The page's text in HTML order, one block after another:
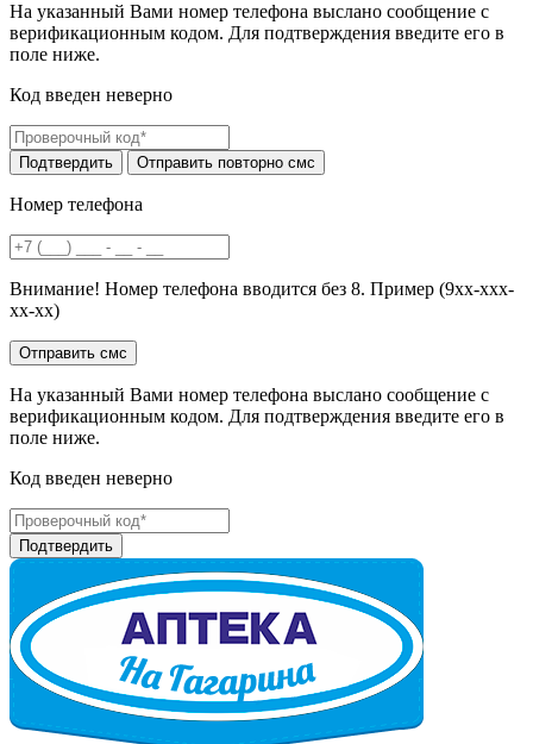
На указанный Вами номер телефона выслано сообщение с
верификационным кодом. Для подтверждения введите его в
поле ниже.
Код введен неверно
Номер телефона
Внимание! Номер телефона вводится без 8. Пример (9хх-ххх-
хх-хх)
На указанный Вами номер телефона выслано сообщение с
верификационным кодом. Для подтверждения введите его в
поле ниже.
Код введен неверно